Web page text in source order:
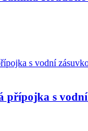
přípojka s